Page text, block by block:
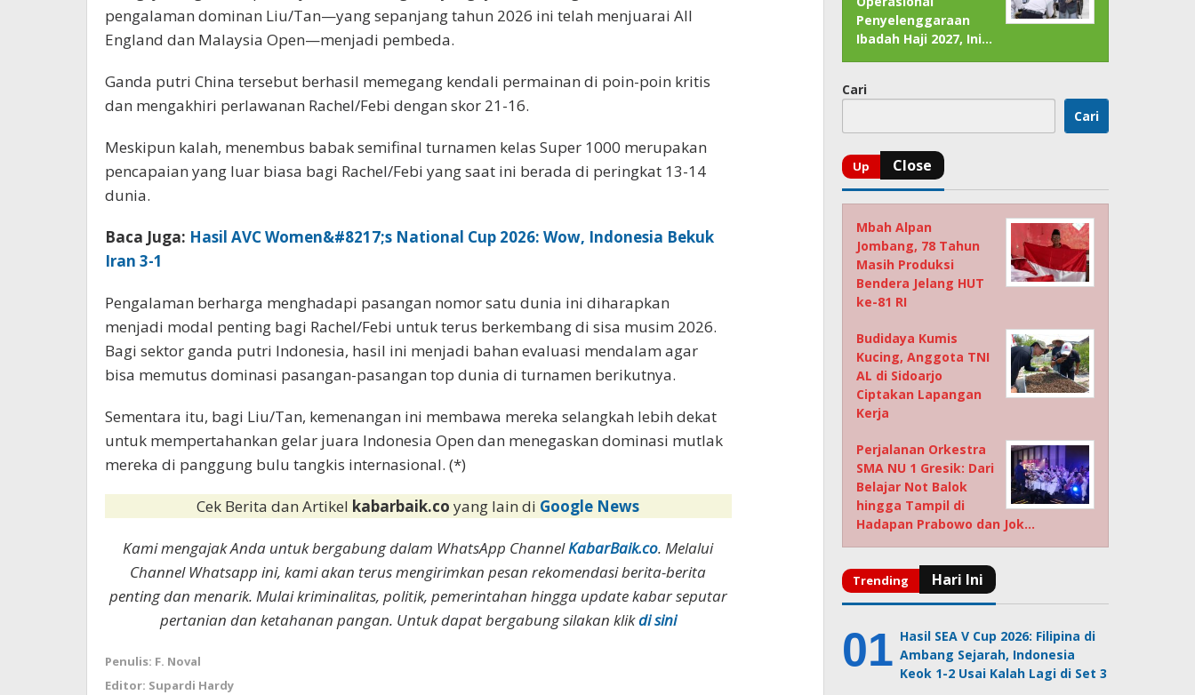
pengalaman dominan Liu/Tan—yang sepanjang tahun 2026 ini telah menjuarai All
England dan Malaysia Open—menjadi pembeda.
Ganda putri China tersebut berhasil memegang kendali permainan di poin-poin kritis
dan mengakhiri perlawanan Rachel/Febi dengan skor 21-16.
Meskipun kalah, menembus babak semifinal turnamen kelas Super 1000 merupakan
pencapaian yang luar biasa bagi Rachel/Febi yang saat ini berada di peringkat 13-14
dunia.
Baca Juga: Hasil AVC Women&#8217;s National Cup 2026: Wow, Indonesia Bekuk
Iran 3-1
Pengalaman berharga menghadapi pasangan nomor satu dunia ini diharapkan
menjadi modal penting bagi Rachel/Febi untuk terus berkembang di sisa musim 2026.
Bagi sektor ganda putri Indonesia, hasil ini menjadi bahan evaluasi mendalam agar
bisa memutus dominasi pasangan-pasangan top dunia di turnamen berikutnya.
Sementara itu, bagi Liu/Tan, kemenangan ini membawa mereka selangkah lebih dekat
untuk mempertahankan gelar juara Indonesia Open dan menegaskan dominasi mutlak
mereka di panggung bulu tangkis internasional. (*)
Cek Berita dan Artikel kabarbaik.coyang lain di Google News
Kami mengajak Anda untuk bergabung dalam WhatsApp ChannelKabarBaik.co. Melalui
Channel Whatsapp ini, kami akan terus mengirimkan pesan rekomendasi berita-berita
penting dan menarik. Mulai kriminalitas, politik, pemerintahan hingga update kabar seputar
pertanian dan ketahanan pangan. Untuk dapat bergabung silakan klikdi sini
Penulis: F. Noval
Editor: Supardi Hardy
Penyelenggaraan
Ibadah Haji 2027, Ini…
Cari
Cari
Mbah Alpan
Jombang, 78 Tahun
Masih Produksi
Bendera Jelang HUT
ke-81 RI
Budidaya Kumis
Kucing, Anggota TNI
AL di Sidoarjo
Ciptakan Lapangan
Kerja
Perjalanan Orkestra
SMA NU 1 Gresik: Dari
Belajar Not Balok
hingga Tampil di
Hadapan Prabowo dan Jok…
Hasil SEA V Cup 2026: Filipina di
Ambang Sejarah, Indonesia
Keok 1-2 Usai Kalah Lagi di Set 3